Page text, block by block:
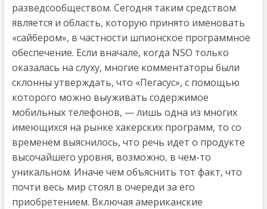
разведсообществом. Сегодня таким средством
является и область, которую принято именовать
«сайбером», в частности шпионское программное
обеспечение. Если вначале, когда NSO только
оказалась на слуху, многие комментаторы были
склонны утверждать, что «Пегасус», с помощью
которого можно выуживать содержимое
мобильных телефонов, — лишь одна из многих
имеющихся на рынке хакерских программ, то со
временем выяснилось, что речь идет о продукте
высочайшего уровня, возможно, в чем-то
уникальном. Иначе чем объяснить тот факт, что
почти весь мир стоял в очереди за его
приобретением. Включая американские